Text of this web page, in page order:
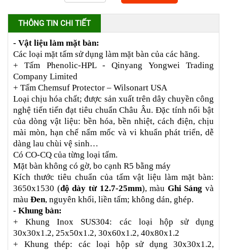
THÔNG TIN CHI TIẾT
- Vật liệu làm mặt bàn:
Các loại mặt tấm sử dụng làm mặt bàn của các hãng.
+ Tấm Phenolic-HPL - Qinyang Yongwei Trading
Company Limited
+ Tấm Chemsuf Protector – Wilsonart USA
Loại chịu hóa chất; được sản xuất trên dây chuyền công
nghệ tiến tiến đạt tiêu chuẩn Châu Âu. Đặc tính nổi bật
của dòng vật liệu: bền hóa, bền nhiệt, cách điện, chịu
mài mòn, hạn chế nấm mốc và vi khuẩn phát triển, dễ
dàng lau chùi vệ sinh…
Có CO-CQ của từng loại tấm.
Mặt bàn không có gờ, bo cạnh R5 bằng máy
Kích thước tiêu chuẩn của tấm vật liệu làm mặt bàn:
3650x1530 (độ dày từ 12.7-25mm), màu Ghi Sáng và
màu Đen, nguyên khối, liền tấm; không dán, ghép.
- Khung bàn:
+ Khung Inox SUS304: các loại hộp sử dụng
30x30x1.2, 25x50x1.2, 30x60x1.2, 40x80x1.2
+ Khung thép: các loại hộp sử dụng 30x30x1.2,